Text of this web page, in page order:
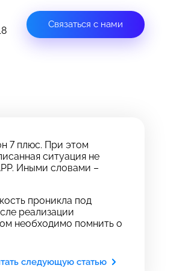
Связаться с нами
7 плюс. При этом
ситуация не
Иными словами –
проникла под
реализации
необходимо помнить о
следующую статью